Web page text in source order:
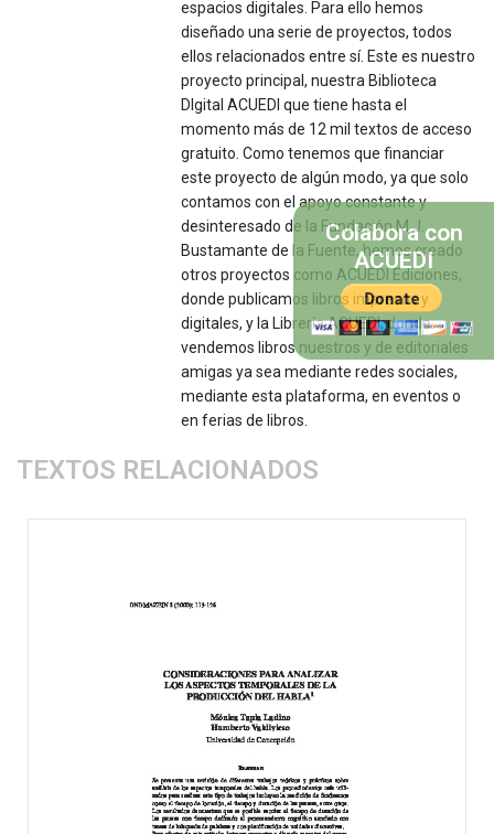
espacios digitales. Para ello hemos
diseñado una serie de proyectos, todos
ellos relacionados entre sí. Este es nuestro
proyecto principal, nuestra Biblioteca
DIgital ACUEDI que tiene hasta el
momento más de 12 mil textos de acceso
gratuito. Como tenemos que financiar
este proyecto de algún modo, ya que solo
contamos con el apoyo constante y
desinteresado de la Fundación M.J.
Bustamante de la Fuente, hemos creado
otros proyectos como ACUEDI Ediciones,
donde publicamos libros impresos y
digitales, y la Librería ACUEDI, donde
vendemos libros nuestros y de editoriales
amigas ya sea mediante redes sociales,
mediante esta plataforma, en eventos o
en ferias de libros.
TEXTOS RELACIONADOS
Colabora con
ACUEDI